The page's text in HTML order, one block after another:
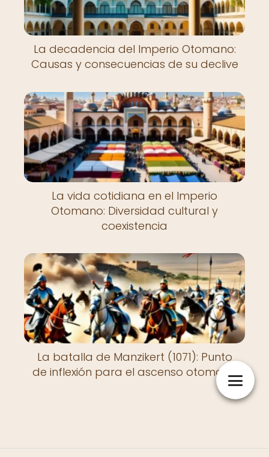
La decadencia del Imperio Otomano:
Causas y consecuencias de su declive
La vida cotidiana en el Imperio
Otomano: Diversidad cultural y
coexistencia
La batalla de Manzikert (1071): Punto
de inflexión para el ascenso otomano